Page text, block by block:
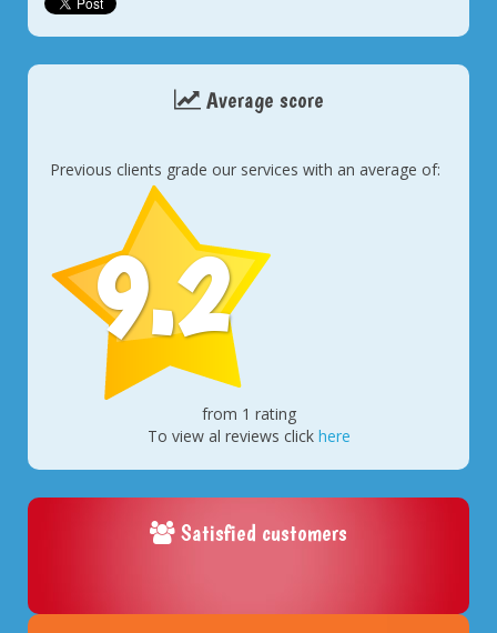
Average score
Previous clients grade our services with an average of:
9.2
from 1 rating
To view al reviews click here
Satisfied customers